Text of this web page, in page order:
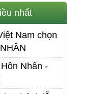
nhất
Nam chọn
Nhân -